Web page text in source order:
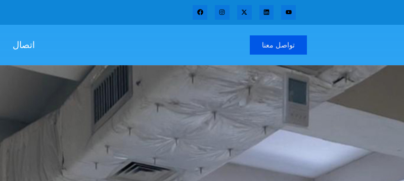
اتصال تواصل معنا